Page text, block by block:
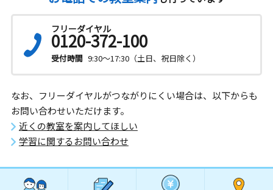
フリーダイヤル
0120-372-100
受付時間 9:30～17:30（土日、祝日除く）
なお、フリーダイヤルがつながりにくい場合は、以下からも
お問い合わせいただけます。
近くの教室を案内してほしい
学習に関するお問い合わせ